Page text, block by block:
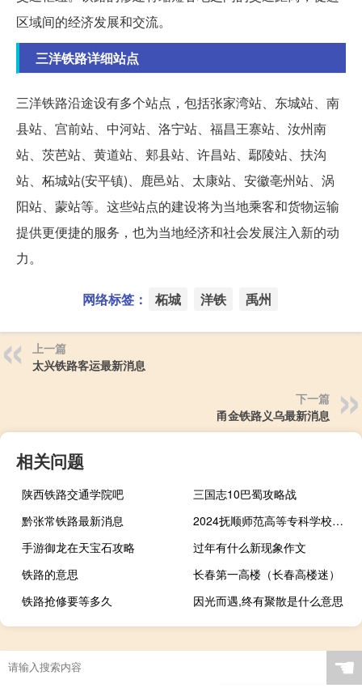
区域间的经济发展和交流。
三洋铁路详细站点
三洋铁路沿途设有多个站点，包括张家湾站、东城站、南
县站、宫前站、中河站、洛宁站、福昌王寨站、汝州南
站、茨芭站、黄道站、郏县站、许昌站、鄢陵站、扶沟
站、柘城站(安平镇)、鹿邑站、太康站、安徽亳州站、涡
阳站、蒙站等。这些站点的建设将为当地乘客和货物运输
提供更便捷的服务，也为当地经济和社会发展注入新的动
力。
网络标签： 柘城 洋铁 禹州
上一篇
太兴铁路客运最新消息
下一篇
甬金铁路义乌最新消息
相关问题
陕西铁路交通学院吧
三国志10巴蜀攻略战
黔张常铁路最新消息
2024抚顺师范高等专科学校全国排名多少位
手游御龙在天宝石攻略
过年有什么新现象作文
铁路的意思
长春第一高楼（长春高楼迷）
铁路抢修要等多久
因光而遇,终有聚散是什么意思
☚